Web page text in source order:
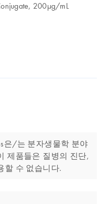
200μg/mL
은/는 분자생물학 분야
제품들은 질병의 진단,
할 수 없습니다.